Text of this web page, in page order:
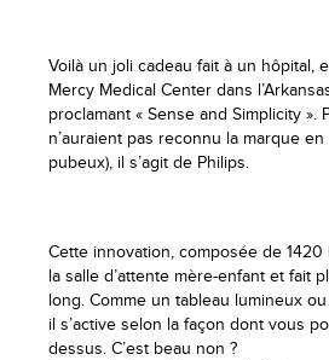
Voilà un joli cadeau fait à un hôpital,
Mercy Medical Center dans
proclamant « Sense and Simplicity ».
n’auraient pas reconnu la marque
pubeux), il s’agit de Philips.
Cette innovation, composée de 1420
la salle d’attente mère-enfant et fait
long. Comme un tableau lumineux
il s’active selon la façon dont vous
dessus. C’est beau non ?